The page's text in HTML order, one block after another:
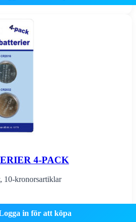
4-PACK
, 10-kronorsartiklar
in för att köpa